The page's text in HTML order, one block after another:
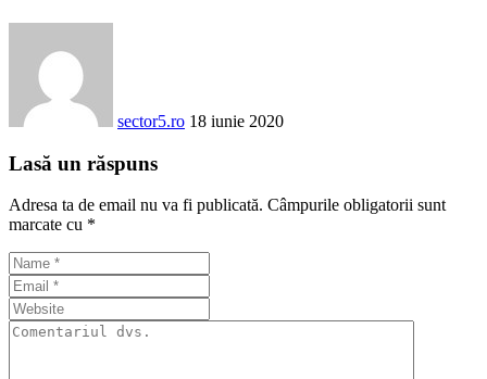
sector5.ro 18 iunie 2020
Lasă un răspuns
Adresa ta de email nu va fi publicată. Câmpurile obligatorii sunt
marcate cu *